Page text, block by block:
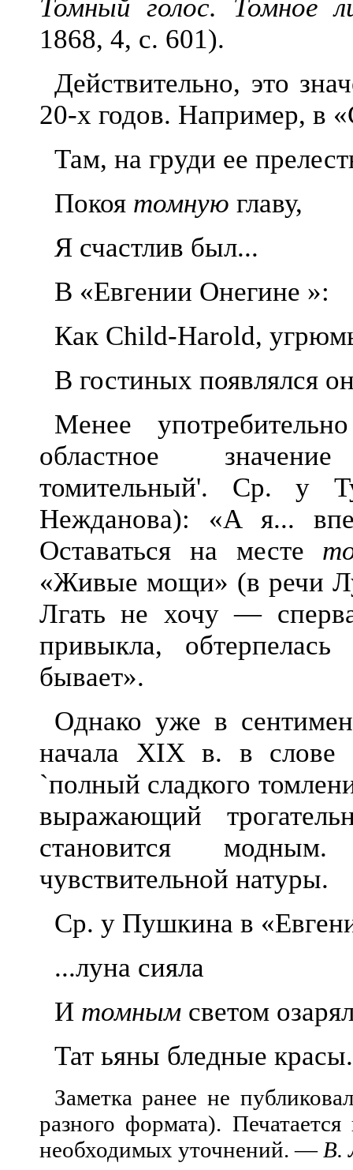
Томный голос. Томное
1868, 4, с. 601).
Действительно, это
20-х годов. Например, в
Там, на груди ее
Покоя томную главу,
Я счастлив был...
В «Евгении Онегине »:
Как Child-Harold,
В гостиных появлялся
Менее
областное
томительный'. Ср. у
Нежданова): «А я...
Оставаться на месте
«Живые мощи» (в речи
Лгать не хочу —
привыкла,
бывает».
Однако уже в
начала XIX в. в слове
`полный сладкого
выражающий
становится
чувствительной натуры.
Ср. у Пушкина в
...луна сияла
И томнымсветом
Тат ьяны бледные
Заметка ранее не
разного формата).
необходимых уточнений. — В.